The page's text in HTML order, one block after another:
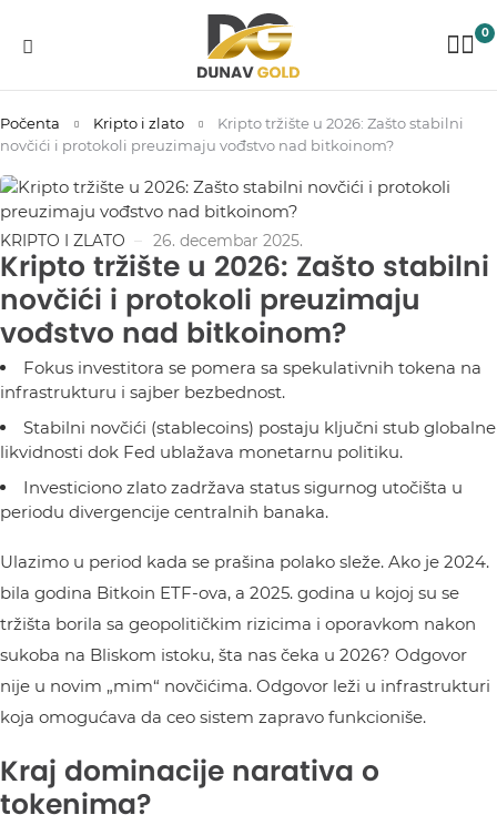
0
Počenta Kripto i zlato
Kripto tržište u 2026: Zašto stabilni
novčići i protokoli preuzimaju vođstvo nad bitkoinom?
KRIPTO I ZLATO 26. decembar 2025.
Kripto tržište u 2026: Zašto stabilni
novčići i protokoli preuzimaju
vođstvo nad bitkoinom?
Fokus investitora se pomera sa spekulativnih tokena na
infrastrukturu i sajber bezbednost.
Stabilni novčići (stablecoins) postaju ključni stub globalne
likvidnosti dok Fed ublažava monetarnu politiku.
Investiciono zlato zadržava status sigurnog utočišta u
periodu divergencije centralnih banaka.
Ulazimo u period kada se prašina polako sleže. Ako je 2024.
bila godina Bitkoin ETF-ova, a 2025. godina u kojoj su se
tržišta borila sa geopolitičkim rizicima i oporavkom nakon
sukoba na Bliskom istoku, šta nas čeka u 2026? Odgovor
nije u novim „mim“ novčićima. Odgovor leži u infrastrukturi
koja omogućava da ceo sistem zapravo funkcioniše.
Kraj dominacije narativa o
tokenima?